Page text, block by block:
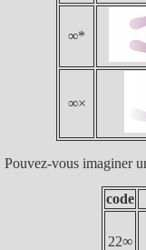
∞*
∞×
Pouvez-vous imaginer
code
22∞